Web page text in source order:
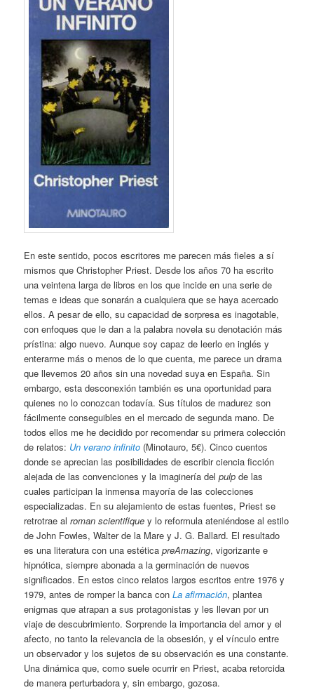
En este sentido, pocos escritores me parecen más fieles a sí
mismos que Christopher Priest. Desde los años 70 ha escrito
una veintena larga de libros en los que incide en una serie de
temas e ideas que sonarán a cualquiera que se haya acercado
ellos. A pesar de ello, su capacidad de sorpresa es inagotable,
con enfoques que le dan a la palabra novela su denotación más
prístina: algo nuevo. Aunque soy capaz de leerlo en inglés y
enterarme más o menos de lo que cuenta, me parece un drama
que llevemos 20 años sin una novedad suya en España. Sin
embargo, esta desconexión también es una oportunidad para
quienes no lo conozcan todavía. Sus títulos de madurez son
fácilmente conseguibles en el mercado de segunda mano. De
todos ellos me he decidido por recomendar su primera colección
de relatos: Un verano infinito (Minotauro, 5€). Cinco cuentos
donde se aprecian las posibilidades de escribir ciencia ficción
alejada de las convenciones y la imaginería delpulp de las
cuales participan la inmensa mayoría de las colecciones
especializadas. En su alejamiento de estas fuentes, Priest se
retrotrae alroman scientifique y lo reformula ateniéndose al estilo
de John Fowles, Walter de la Mare y J. G. Ballard. El resultado
es una literatura con una estéticapreAmazing, vigorizante e
hipnótica, siempre abonada a la germinación de nuevos
significados. En estos cinco relatos largos escritos entre 1976 y
1979, antes de romper la banca conLa afirmación, plantea
enigmas que atrapan a sus protagonistas y les llevan por un
viaje de descubrimiento. Sorprende la importancia del amor y el
afecto, no tanto la relevancia de la obsesión, y el vínculo entre
un observador y los sujetos de su observación es una constante.
Una dinámica que, como suele ocurrir en Priest, acaba retorcida
de manera perturbadora y, sin embargo, gozosa.